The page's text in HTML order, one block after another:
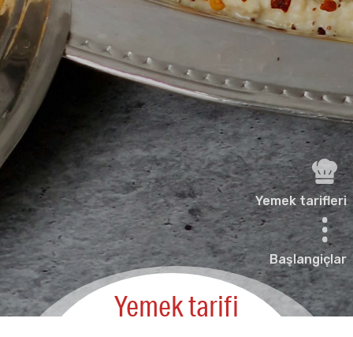
Yemek tarifleri
Başlangiçlar
Yemek tarifi